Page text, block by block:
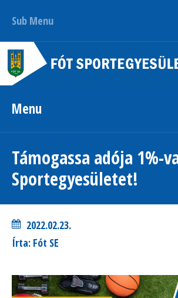
Sub Menu
Menu
Támogassa adója 1%-
Sportegyesületet!
2022.02.23.
Írta: Fót SE